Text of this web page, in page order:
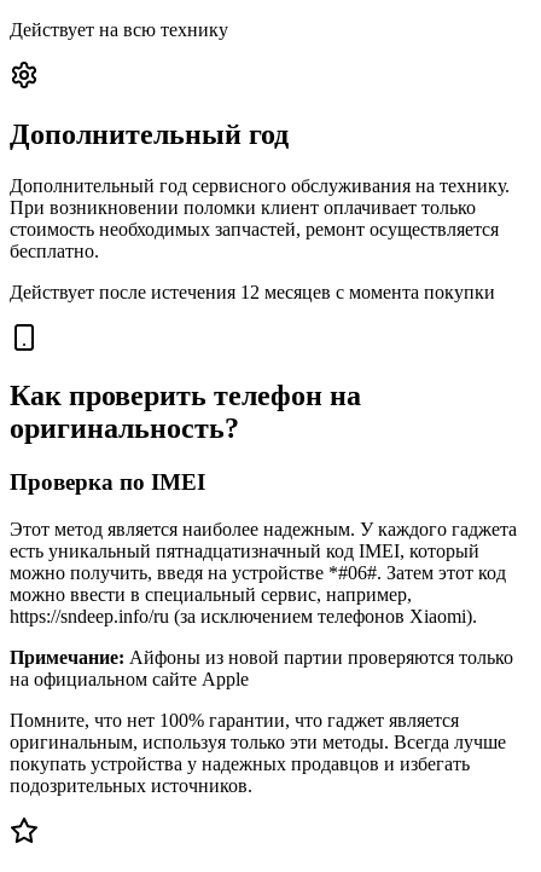
Действует на всю технику
Дополнительный год
Дополнительный год сервисного обслуживания на технику.
При возникновении поломки клиент оплачивает только
стоимость необходимых запчастей, ремонт осуществляется
бесплатно.
Действует после истечения 12 месяцев с момента покупки
Как проверить телефон на
оригинальность?
Проверка по IMEI
Этот метод является наиболее надежным. У каждого гаджета
есть уникальный пятнадцатизначный код IMEI, который
можно получить, введя на устройстве *#06#. Затем этот код
можно ввести в специальный сервис, например,
https://sndeep.info/ru (за исключением телефонов Xiaomi).
Примечание: Айфоны из новой партии проверяются только
на официальном сайте Apple
Помните, что нет 100% гарантии, что гаджет является
оригинальным, используя только эти методы. Всегда лучше
покупать устройства у надежных продавцов и избегать
подозрительных источников.